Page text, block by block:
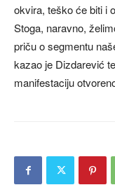
okvira, teško će biti i
Stoga, naravno,
priču o segmentu
kazao je Dizdarević
manifestaciju